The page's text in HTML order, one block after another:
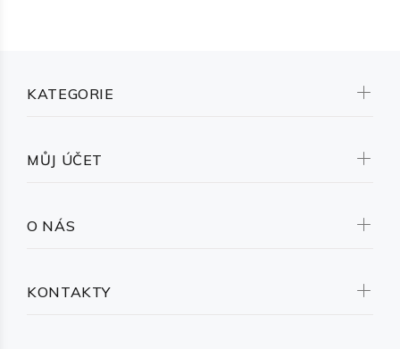
KATEGORIE
MŮJ ÚČET
O NÁS
KONTAKTY